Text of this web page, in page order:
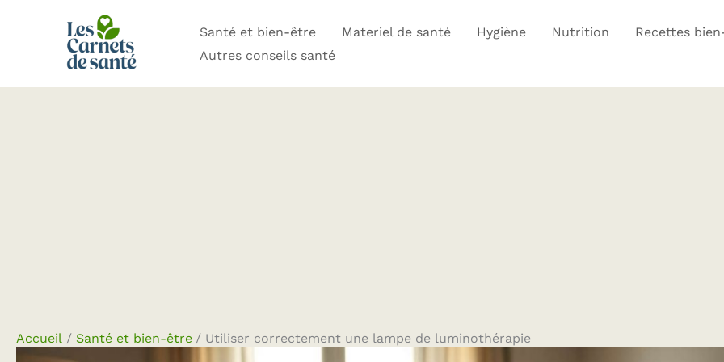
Santé et bien-être Materiel de santé Hygiène Nutrition Recettes
Autres conseils santé
Accueil Santé et bien-être Utiliser correctement une lampe de luminothérapie